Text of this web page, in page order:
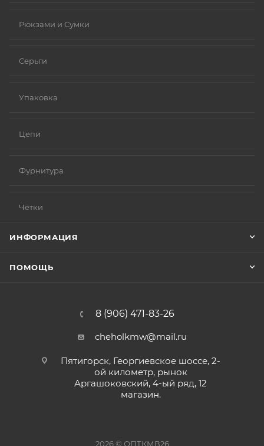
Рюкзами и Сумки
Серьги
Упаковка
Цепи
Фурнитура
Чётки
ИНФОРМАЦИЯ
ПОМОЩЬ
8 (906) 471-83-26
cheholkmw@mail.ru
Пятигорск, Георгиевское шоссе, 2-
ой километр, рынок
Аргашоковский, 4-ый ряд, 12
магазин.
2026 © ОПТКМВ26